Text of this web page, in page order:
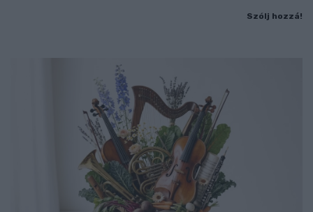
Szólj hozzá!